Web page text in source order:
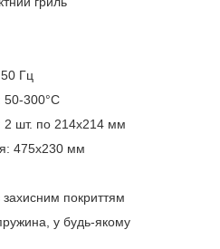
Гц
300°C
2 шт. по 214х214 мм
475х230 мм
захисним покриттям
у будь-якому